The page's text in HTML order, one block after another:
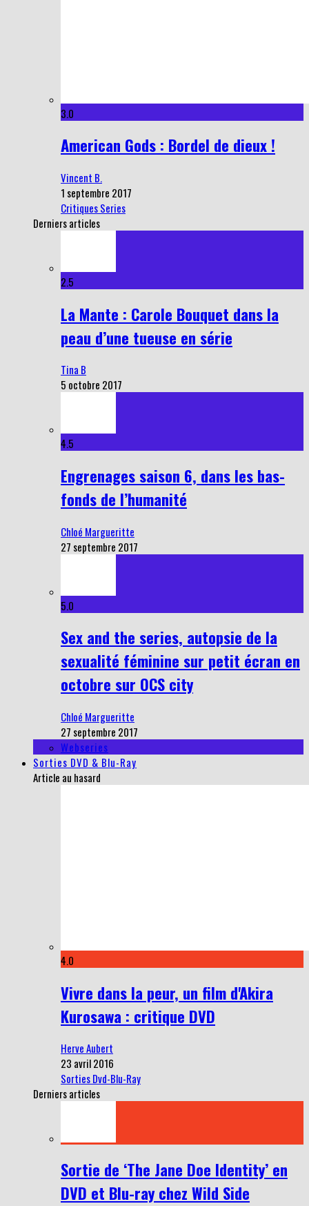
3.0
American Gods : Bordel de dieux !
Vincent B.
1 septembre 2017
Critiques Series
Derniers articles
2.5
La Mante : Carole Bouquet dans la
peau d’une tueuse en série
Tina B
5 octobre 2017
4.5
Engrenages saison 6, dans les bas-
fonds de l’humanité
Chloé Margueritte
27 septembre 2017
5.0
Sex and the series, autopsie de la
sexualité féminine sur petit écran en
octobre sur OCS city
Chloé Margueritte
27 septembre 2017
Webseries
Sorties DVD & Blu-Ray
Article au hasard
4.0
Vivre dans la peur, un film d'Akira
Kurosawa : critique DVD
Herve Aubert
23 avril 2016
Sorties Dvd-Blu-Ray
Derniers articles
Sortie de ‘The Jane Doe Identity’ en
DVD et Blu-ray chez Wild Side